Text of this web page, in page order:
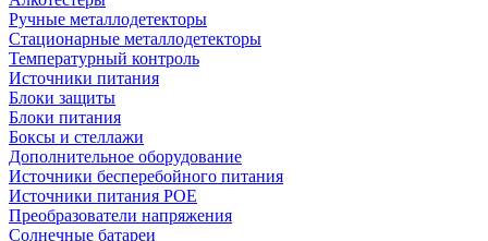
Ручные металлодетекторы
Стационарные металлодетекторы
Температурный контроль
Источники питания
Блоки защиты
Блоки питания
Боксы и стеллажи
Дополнительное оборудование
Источники бесперебойного питания
Источники питания POE
Преобразователи напряжения
Солнечные батареи